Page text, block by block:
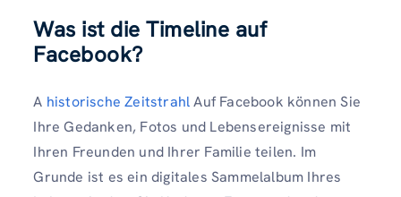
Was ist die Timeline auf
Facebook?
A historische ZeitstrahlAuf Facebook können Sie
Ihre Gedanken, Fotos und Lebensereignisse mit
Ihren Freunden und Ihrer Familie teilen. Im
Grunde ist es ein digitales Sammelalbum Ihres